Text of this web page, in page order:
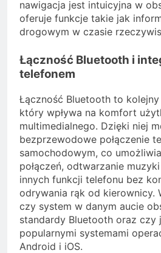
nawigacja jest intuicyjna w
oferuje funkcje takie jak
drogowym w czasie
Łączność Bluetooth i
telefonem
Łączność Bluetooth to
który wpływa na komfort
multimedialnego. Dzięki niej
bezprzewodowe połączenie
samochodowym, co
połączeń, odtwarzanie
innych funkcji telefonu bez
odrywania rąk od kierownicy.
czy system w danym aucie
standardy Bluetooth oraz czy
popularnymi systemami
Android i iOS.